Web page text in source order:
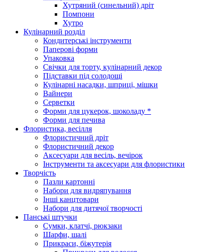
Хутряний (синельний) дріт
Помпони
Хутро
Кулінарний розділ
Кондитерські інструменти
Паперові форми
Упаковка
Свічки для торту, кулінарний декор
Підставки під солодощі
Кулінарні насадки, шприці, мішки
Вайнери
Серветки
Форми для цукерок, шоколаду *
Форми для печива
Флористика, весілля
Флористичний дріт
Флористичний декор
Аксесуари для весіль, вечірок
Інструменти та аксесуари для флористики
Творчість
Пазли картонні
Набори для видряпування
Інші канцтовари
Набори для дитячої творчості
Панські штучки
Сумки, клатчі, рюкзаки
Шарфи, шалі
Прикраси, біжутерія